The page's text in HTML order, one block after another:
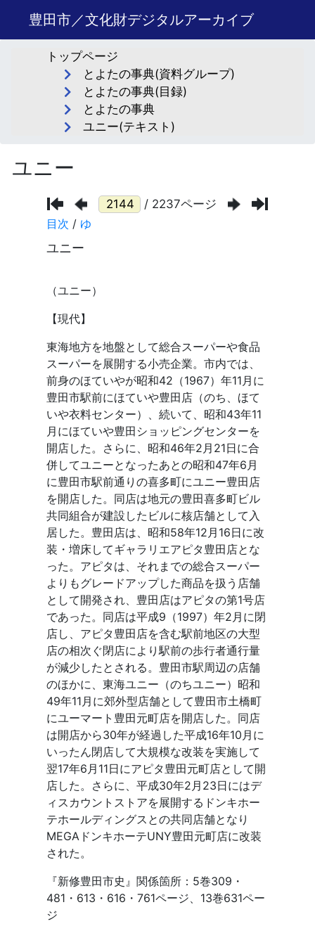
豊田市／文化財デジタルアーカイブ
トップページ
とよたの事典(資料グループ)
とよたの事典(目録)
とよたの事典
ユニー(テキスト)
ユニー
/ 2237ページ